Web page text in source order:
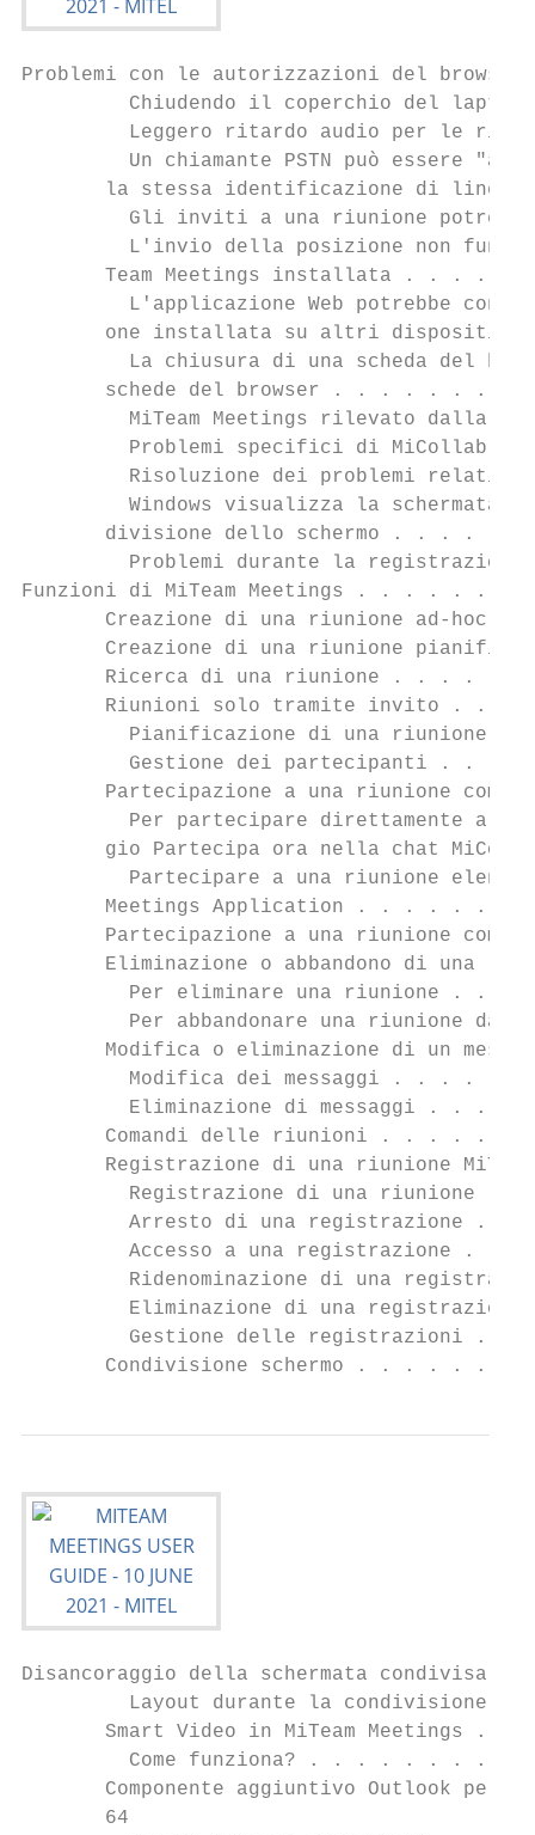
Problemi con le autorizzazioni del
Chiudendo il coperchio del
Leggero ritardo audio per le
Un chiamante PSTN può essere
la stessa identificazione di linea
Gli inviti a una riunione
L'invio della posizione non
Team Meetings installata . . . . .
L'applicazione Web potrebbe
one installata su altri
La chiusura di una scheda del
schede del browser . . . . . . . .
MiTeam Meetings rilevato dalla
Problemi specifici di MiCollab .
Risoluzione dei problemi
Windows visualizza la schermata
divisione dello schermo . . . . .
Problemi durante la
Funzioni di MiTeam Meetings . . .
Creazione di una riunione ad-hoc .
Creazione di una riunione
Ricerca di una riunione . . . . .
Riunioni solo tramite invito . . .
Pianificazione di una riunione
Gestione dei partecipanti . . .
Partecipazione a una riunione come
Per partecipare direttamente a
gio Partecipa ora nella chat
Partecipare a una riunione
Meetings Application . . . . . . .
Partecipazione a una riunione come
Eliminazione o abbandono di una
Per eliminare una riunione . . .
Per abbandonare una riunione
Modifica o eliminazione di un
Modifica dei messaggi . . . . .
Eliminazione di messaggi . . . .
Comandi delle riunioni . . . . . .
Registrazione di una riunione
Registrazione di una riunione .
Arresto di una registrazione . .
Accesso a una registrazione . .
Ridenominazione di una
Eliminazione di una
Gestione delle registrazioni . .
Condivisione schermo . . . . . . .
Disancoraggio della schermata
Layout durante la condivisione
Smart Video in MiTeam Meetings . .
Come funziona? . . . . . . . . .
Componente aggiuntivo Outlook per
       64